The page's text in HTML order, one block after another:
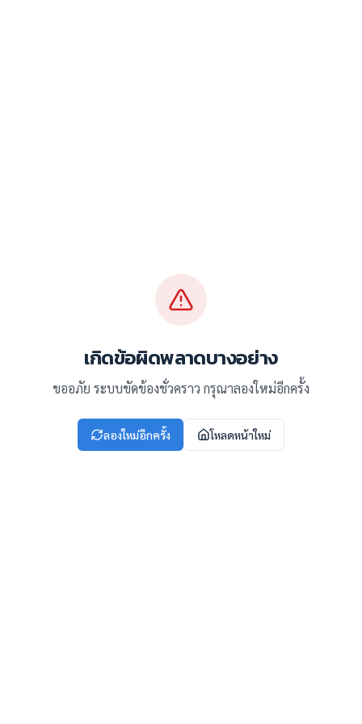
เกิดข้อผิดพลาดบางอย่าง
ขออภัย ระบบขัดข้องชั่วคราว กรุณาลองใหม่อีกครั้ง
ลองใหม่อีกครั้ง โหลดหน้าใหม่